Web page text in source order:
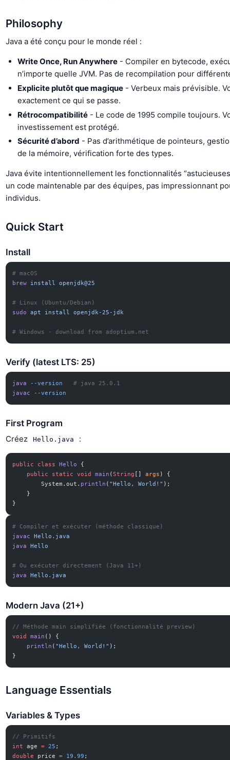
Philosophy
Java a été conçu pour le monde réel :
Write Once, Run Anywhere- Compiler en bytecode,
n’importe quelle JVM. Pas de recompilation pour
Explicite plutôt que magique- Verbeux mais prévisible.
exactement ce qui se passe.
Rétrocompatibilité- Le code de 1995 compile toujours.
investissement est protégé.
Sécurité d’abord - Pas d’arithmétique de pointeurs,
de la mémoire, vérification forte des types.
Java évite intentionnellement les fonctionnalités
un code maintenable par des équipes, pas impressionnant
individus.
Quick Start
Install
# macOS
brew install openjdk@25
# Linux (Ubuntu/Debian)
sudo
apt install openjdk-25-jdk
# Windows - download from adoptium.net
Verify (latest LTS: 25)
java --version
   # java 25.0.1
javac
--version
First Program
Créez Hello.java :
public class Hello
{
    public
static void main (String [] args ) {
        System.out.
println ( "Hello, World!" );
    }
}
# Compiler et exécuter (méthode classique)
javac
Hello.java
java
Hello
# Ou exécuter directement (Java 11+)
java
Hello.java
Modern Java (21+)
// Méthode main simplifiée (fonctionnalité preview)
void
main () {
    println
( "Hello, World!" );
}
Language Essentials
Variables & Types
// Primitifs
int
age = 25 ;
double
price = 19.99 ;